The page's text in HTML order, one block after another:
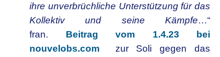
ihre unverbrüchliche Unterstützung für das
Kollektiv und seine Kämpfe…“
fran.
Beitrag vom 1.4.23 bei
nouvelobs.com
zur Soli gegen das